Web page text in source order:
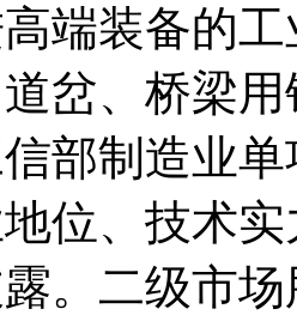
端装备的
岔、桥梁
部制造业
位、技术
。二级市